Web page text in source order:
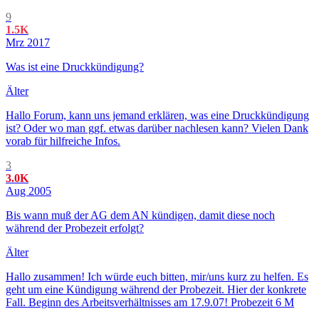
9
1.5K
Mrz 2017
Was ist eine Druckkündigung?
Älter
Hallo Forum, kann uns jemand erklären, was eine Druckkündigung
ist? Oder wo man ggf. etwas darüber nachlesen kann? Vielen Dank
vorab für hilfreiche Infos.
3
3.0K
Aug 2005
Bis wann muß der AG dem AN kündigen, damit diese noch
während der Probezeit erfolgt?
Älter
Hallo zusammen! Ich würde euch bitten, mir/uns kurz zu helfen. Es
geht um eine Kündigung während der Probezeit. Hier der konkrete
Fall. Beginn des Arbeitsverhältnisses am 17.9.07! Probezeit 6 M